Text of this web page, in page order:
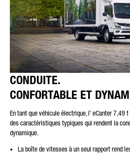
CONDUITE.
CONFORTABLE ET
En tant que véhicule électrique, l’ eCanter 7,49
des caractéristiques typiques qui rendent la
dynamique.
La boîte de vitesses à un seul rapport rend